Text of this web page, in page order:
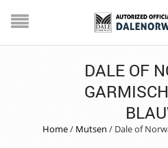
DALE OF
Home/ Mutsen / Dale of